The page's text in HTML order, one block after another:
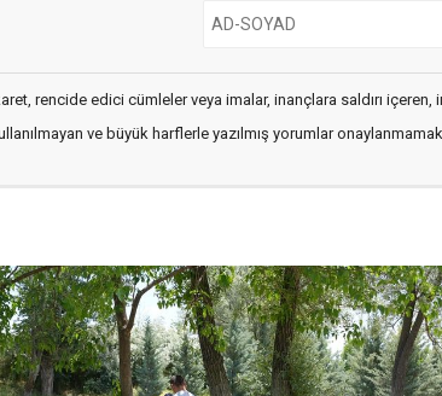
rencide edici cümleler veya imalar, inançlara saldırı içeren,
ve büyük harflerle yazılmış yorumlar